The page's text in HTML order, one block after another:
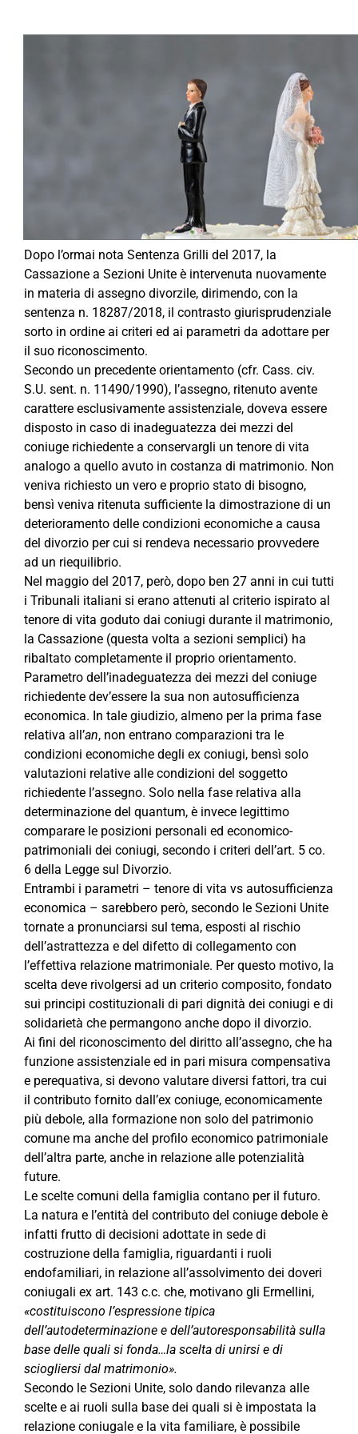
Dopo l’ormai nota Sentenza Grilli del 2017, la
Cassazione a Sezioni Unite è intervenuta nuovamente
in materia di assegno divorzile, dirimendo, con la
sentenza n. 18287/2018, il contrasto giurisprudenziale
sorto in ordine ai criteri ed ai parametri da adottare per
il suo riconoscimento.
Secondo un precedente orientamento (cfr. Cass. civ.
S.U. sent. n. 11490/1990), l’assegno, ritenuto avente
carattere esclusivamente assistenziale, doveva essere
disposto in caso di inadeguatezza dei mezzi del
coniuge richiedente a conservargli un tenore di vita
analogo a quello avuto in costanza di matrimonio. Non
veniva richiesto un vero e proprio stato di bisogno,
bensì veniva ritenuta sufficiente la dimostrazione di un
deterioramento delle condizioni economiche a causa
del divorzio per cui si rendeva necessario provvedere
ad un riequilibrio.
Nel maggio del 2017, però, dopo ben 27 anni in cui tutti
i Tribunali italiani si erano attenuti al criterio ispirato al
tenore di vita goduto dai coniugi durante il matrimonio,
la Cassazione (questa volta a sezioni semplici) ha
ribaltato completamente il proprio orientamento.
Parametro dell’inadeguatezza dei mezzi del coniuge
richiedente dev’essere la sua non autosufficienza
economica. In tale giudizio, almeno per la prima fase
relativa all’an, non entrano comparazioni tra le
condizioni economiche degli ex coniugi, bensì solo
valutazioni relative alle condizioni del soggetto
richiedente l’assegno. Solo nella fase relativa alla
determinazione del quantum, è invece legittimo
comparare le posizioni personali ed economico-
patrimoniali dei coniugi, secondo i criteri dell’art. 5 co.
6 della Legge sul Divorzio.
Entrambi i parametri – tenore di vita vs autosufficienza
economica – sarebbero però, secondo le Sezioni Unite
tornate a pronunciarsi sul tema, esposti al rischio
dell’astrattezza e del difetto di collegamento con
l’effettiva relazione matrimoniale. Per questo motivo, la
scelta deve rivolgersi ad un criterio composito, fondato
sui principi costituzionali di pari dignità dei coniugi e di
solidarietà che permangono anche dopo il divorzio.
Ai fini del riconoscimento del diritto all’assegno, che ha
funzione assistenziale ed in pari misura compensativa
e perequativa, si devono valutare diversi fattori, tra cui
il contributo fornito dall’ex coniuge, economicamente
più debole, alla formazione non solo del patrimonio
comune ma anche del profilo economico patrimoniale
dell’altra parte, anche in relazione alle potenzialità
future.
Le scelte comuni della famiglia contano per il futuro.
La natura e l’entità del contributo del coniuge debole è
infatti frutto di decisioni adottate in sede di
costruzione della famiglia, riguardanti i ruoli
endofamiliari, in relazione all’assolvimento dei doveri
coniugali ex art. 143 c.c. che, motivano gli Ermellini,
«costituiscono l’espressione tipica
dell’autodeterminazione e dell’autoresponsabilità sulla
base delle quali si fonda…la scelta di unirsi e di
sciogliersi dal matrimonio».
Secondo le Sezioni Unite, solo dando rilevanza alle
scelte e ai ruoli sulla base dei quali si è impostata la
relazione coniugale e la vita familiare, è possibile